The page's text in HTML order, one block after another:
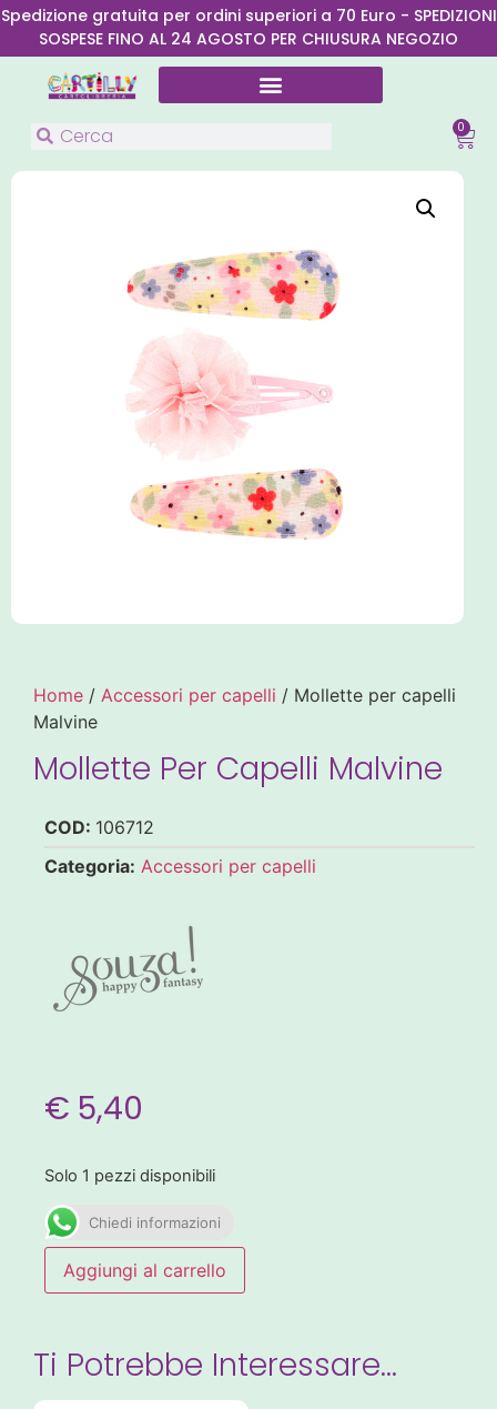
Spedizione gratuita per ordini superiori a 70 Euro - SPEDIZIONI
SOSPESE FINO AL 24 AGOSTO PER CHIUSURA NEGOZIO
0
Home / Accessori per capelli / Mollette per capelli
Malvine
Mollette Per Capelli Malvine
COD: 106712
Categoria: Accessori per capelli
€ 5,40
Solo 1 pezzi disponibili
Chiedi informazioni
Aggiungi al carrello
Ti Potrebbe Interessare…